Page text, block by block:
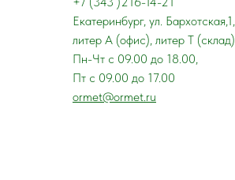
Екатеринбург, ул. Бархотская,1,
литер А (офис), литер Т (склад)
Пн-Чт с 09.00 до 18.00,
Пт с 09.00 до 17.00
ormet@ormet.ru